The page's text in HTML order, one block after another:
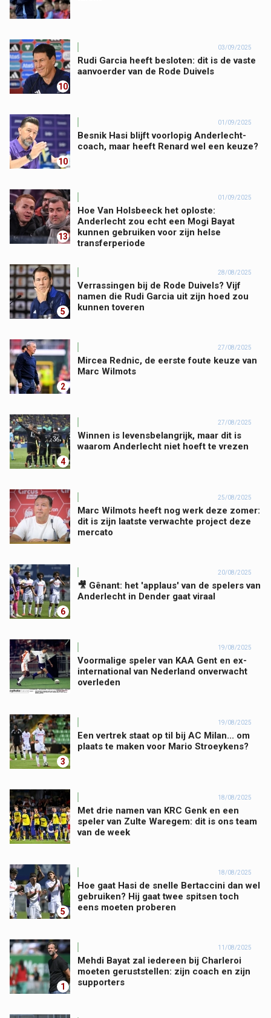
10
03/09/2025
Rudi Garcia heeft besloten: dit is de vaste
aanvoerder van de Rode Duivels
10
01/09/2025
Besnik Hasi blijft voorlopig Anderlecht-
coach, maar heeft Renard wel een keuze?
13
01/09/2025
Hoe Van Holsbeeck het oploste:
Anderlecht zou echt een Mogi Bayat
kunnen gebruiken voor zijn helse
transferperiode
5
28/08/2025
Verrassingen bij de Rode Duivels? Vijf
namen die Rudi Garcia uit zijn hoed zou
kunnen toveren
2
27/08/2025
Mircea Rednic, de eerste foute keuze van
Marc Wilmots
4
27/08/2025
Winnen is levensbelangrijk, maar dit is
waarom Anderlecht niet hoeft te vrezen
25/08/2025
Marc Wilmots heeft nog werk deze zomer:
dit is zijn laatste verwachte project deze
mercato
6
20/08/2025
🎥 Gênant: het 'applaus' van de spelers van
Anderlecht in Dender gaat viraal
19/08/2025
Voormalige speler van KAA Gent en ex-
international van Nederland onverwacht
overleden
3
19/08/2025
Een vertrek staat op til bij AC Milan... om
plaats te maken voor Mario Stroeykens?
18/08/2025
Met drie namen van KRC Genk en een
speler van Zulte Waregem: dit is ons team
van de week
5
18/08/2025
Hoe gaat Hasi de snelle Bertaccini dan wel
gebruiken? Hij gaat twee spitsen toch
eens moeten proberen
1
11/08/2025
Mehdi Bayat zal iedereen bij Charleroi
moeten geruststellen: zijn coach en zijn
supporters